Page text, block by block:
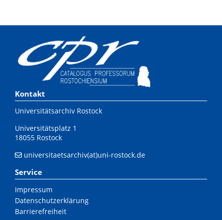
Kontakt
Universitätsarchiv Rostock
Universitätsplatz 1
18055 Rostock
universitaetsarchiv(at)uni-rostock.de
Service
Impressum
Datenschutzerklärung
Barrierefreiheit